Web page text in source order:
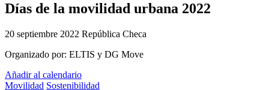
Días de la movilidad urbana 2022
20 septiembre 2022 República Checa
Organizado por: ELTIS y DG Move
Añadir al calendario
Movilidad Sostenibilidad